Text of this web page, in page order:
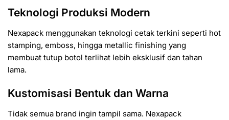
Teknologi Produksi Modern
Nexapack menggunakan teknologi cetak terkini seperti hot
stamping, emboss, hingga metallic finishing yang
membuat tutup botol terlihat lebih eksklusif dan tahan
lama.
Kustomisasi Bentuk dan Warna
Tidak semua brand ingin tampil sama. Nexapack